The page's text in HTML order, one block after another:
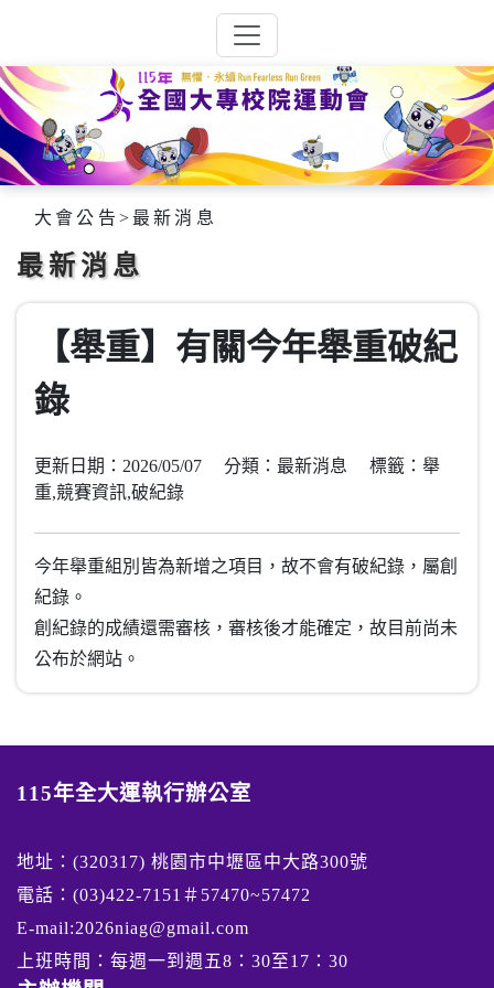
大會公告 > 最新消息
最新消息
【舉重】有關今年舉重破紀
錄
更新日期：2026/05/07 分類：最新消息 標籤：舉
重,競賽資訊,破紀錄
今年舉重組別皆為新增之項目，故不會有破紀錄，屬創
紀錄。
創紀錄的成績還需審核，審核後才能確定，故目前尚未
公布於網站。
115年全大運執行辦公室
地址：(320317) 桃園市中壢區中大路300號
電話：(03)422-7151＃57470~57472
E-mail:2026niag@gmail.com
上班時間：每週一到週五8：30至17：30